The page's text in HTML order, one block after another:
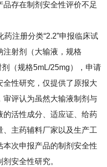
存在制剂安全性评价不足
药注册分类“2.2”申报临床试
注射剂（大输液，规格
（规格5mL/25mg），申请
全性研究，仅提供了原报大
评认为虽然大输液制剂与
活性成分、适应证、给药
主药辅料厂家以及生产工
次申报产品的制剂安全性
安全性研究。